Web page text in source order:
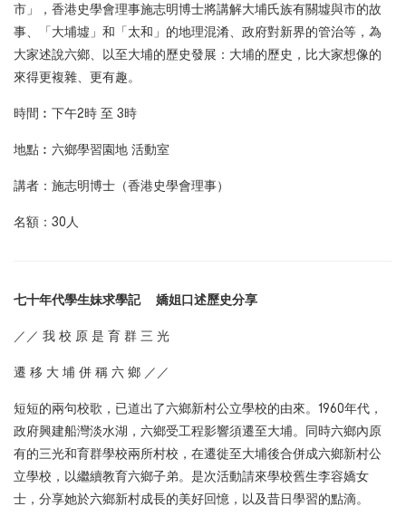
市」，香港史學會理事施志明博士將講解大埔氏族有關墟與市的故
事、「大埔墟」和「太和」的地理混淆、政府對新界的管治等，為
大家述說六鄉、以至大埔的歷史發展：大埔的歷史，比大家想像的
來得更複雜、更有趣。
時間︰下午2時 至 3時
地點︰六鄉學習園地 活動室
講者：施志明博士（香港史學會理事）
名額：30人
七十年代學生妹求學記 嬌姐口述歷史分享
／／ 我 校 原 是 育 群 三 光
遷 移 大 埔 併 稱 六 鄉 ／／
短短的兩句校歌，已道出了六鄉新村公立學校的由來。1960年代，
政府興建船灣淡水湖，六鄉受工程影響須遷至大埔。同時六鄉內原
有的三光和育群學校兩所村校，在遷徙至大埔後合併成六鄉新村公
立學校，以繼續教育六鄉子弟。是次活動請來學校舊生李容嬌女
士，分享她於六鄉新村成長的美好回憶，以及昔日學習的點滴。